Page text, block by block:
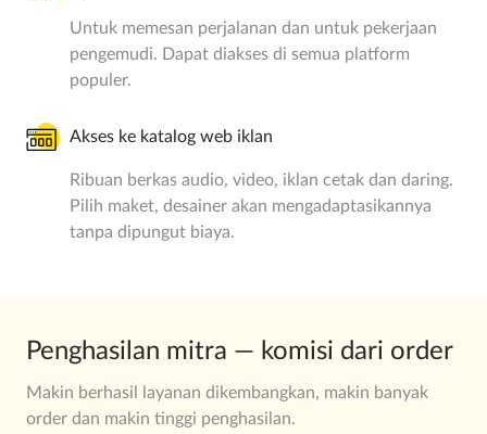
Untuk memesan perjalanan dan untuk pekerjaan
pengemudi. Dapat diakses di semua platform
populer.
Akses ke katalog web iklan
Ribuan berkas audio, video, iklan cetak dan daring.
Pilih maket, desainer akan mengadaptasikannya
tanpa dipungut biaya.
Penghasilan mitra — komisi dari order
Makin berhasil layanan dikembangkan, makin banyak
order dan makin tinggi penghasilan.